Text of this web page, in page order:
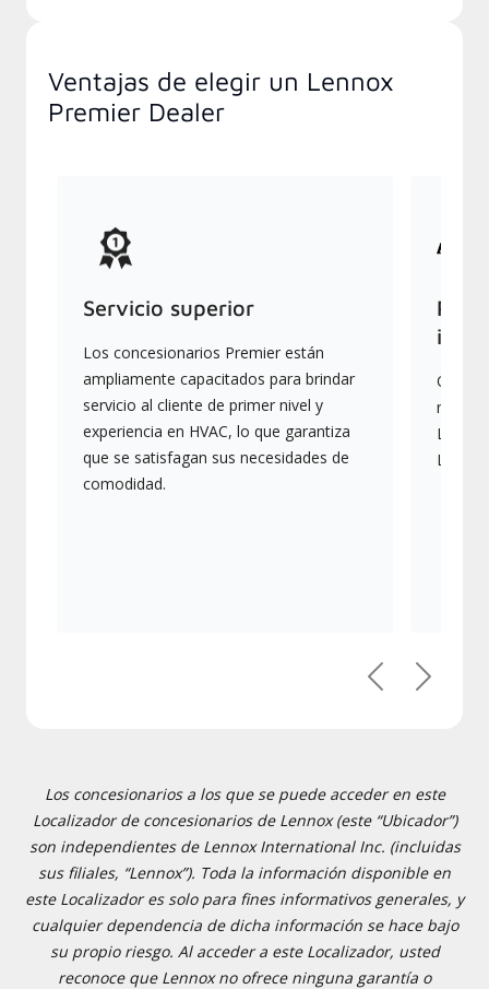
Ventajas de elegir un Lennox
Premier Dealer
Servicio superior
Los concesionarios Premier están
ampliamente capacitados para brindar
servicio al cliente de primer nivel y
experiencia en HVAC, lo que garantiza
que se satisfagan sus necesidades de
comodidad.
más
PreviousNext
Los concesionarios a los que se puede acceder en este
Localizador de concesionarios de Lennox (este “Ubicador”)
son independientes de Lennox International Inc. (incluidas
sus filiales, “Lennox”). Toda la información disponible en
este Localizador es solo para fines informativos generales, y
cualquier dependencia de dicha información se hace bajo
su propio riesgo. Al acceder a este Localizador, usted
reconoce que Lennox no ofrece ninguna garantía o